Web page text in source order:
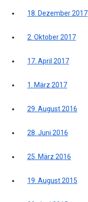
18. Dezember 2017
2. Oktober 2017
17. April 2017
1. März 2017
29. August 2016
28. Juni 2016
25. März 2016
19. August 2015